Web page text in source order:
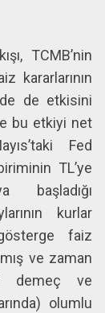
TCMB’nin
kararlarının
de etkisini
bu etkiyi net
Fed
TL’ye
başladığı
kurlar
faiz
ve zaman
demeç ve
olumlu